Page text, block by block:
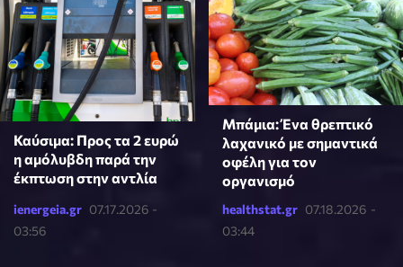
Καύσιμα: Προς τα 2 ευρώ
η αμόλυβδη παρά την
έκπτωση στην αντλία
ienergeia.gr 07.17.2026 -
03:56
Μπάμια: Ένα θρεπτικό
λαχανικό με σημαντικά
οφέλη για τον
οργανισμό
healthstat.gr 07.18.2026 -
03:44